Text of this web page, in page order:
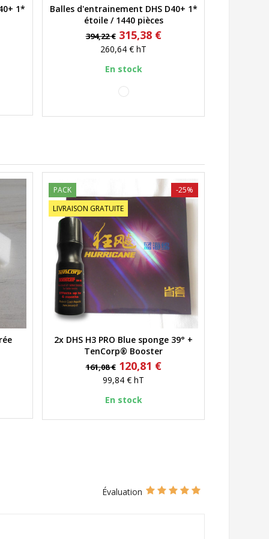
1* Aperçu rapide
Balles d'entrainement DHS D40+ 1*
étoile / 1440 pièces
Prix
base
394,22 € Prix
315,38 €
260,64 €hT
En stock
blanc
PACK
LIVRAISON GRATUITE
Aperçu rapide
2x DHS H3 PRO Blue sponge 39° +
TenCorp® Booster
Prix
base
161,08 €
-25%
Prix
120,81 €
99,84 €hT
En stock
Évaluation